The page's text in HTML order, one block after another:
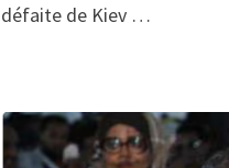
défaite de Kiev …